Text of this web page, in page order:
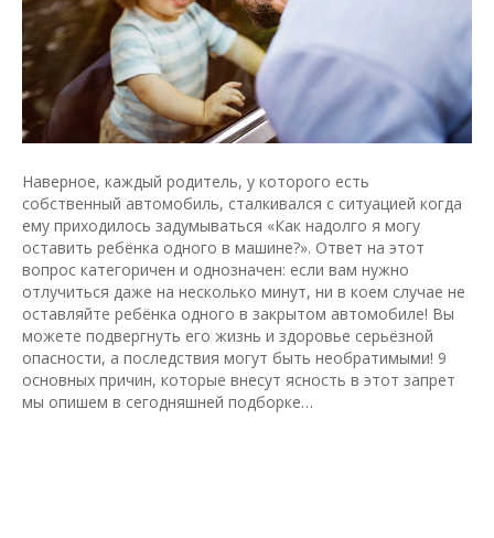
Наверное, каждый родитель, у которого есть
собственный автомобиль, сталкивался с ситуацией когда
ему приходилось задумываться «Как надолго я могу
оставить ребёнка одного в машине?». Ответ на этот
вопрос категоричен и однозначен: если вам нужно
отлучиться даже на несколько минут, ни в коем случае не
оставляйте ребёнка одного в закрытом автомобиле! Вы
можете подвергнуть его жизнь и здоровье серьёзной
опасности, а последствия могут быть необратимыми! 9
основных причин, которые внесут ясность в этот запрет
мы опишем в сегодняшней подборке…